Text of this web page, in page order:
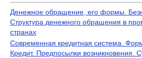
Денежное обращение, его формы.
Структура денежного обращения в
странах
Современная кредитная система.
Кредит. Предпосылки возникновения.